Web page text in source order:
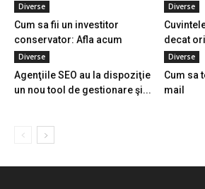
Diverse
Cum sa fii un investitor
conservator: Afla acum
Diverse
decat
Diverse
Agenţiile SEO au la dispoziţie
un nou tool de gestionare şi...
Diverse
Cum sa
mail